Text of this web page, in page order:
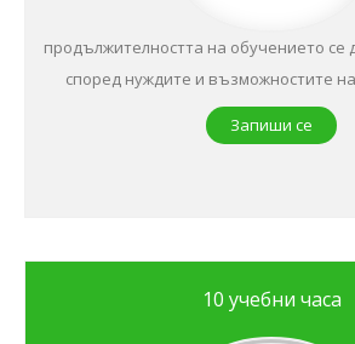
продължителността на обучението се
според нуждите и възможностите
Запиши се
10 учебни часа